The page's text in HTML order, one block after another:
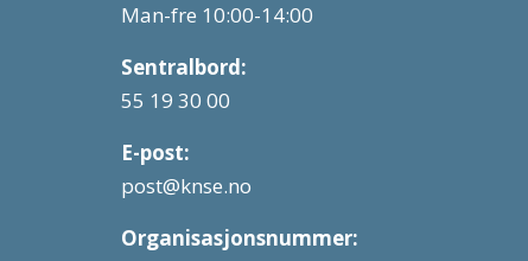
Man-fre 10:00-14:00
Sentralbord:
55 19 30 00
E-post:
post@knse.no
Organisasjonsnummer: